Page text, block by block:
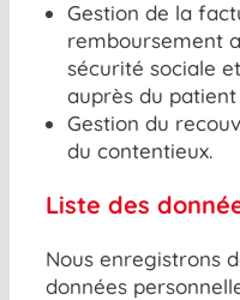
Gestion de la
remboursement
sécurité sociale
auprès du patient
Gestion du
du contentieux.
Liste des
Nous enregistrons
données